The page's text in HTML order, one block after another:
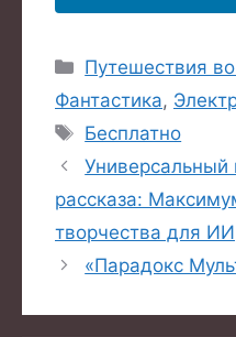
Рубрики
Путешествия
Фантастика,
Метки
Бесплатно
Универсальный
рассказа:
творчества для ИИ
«Парадокс